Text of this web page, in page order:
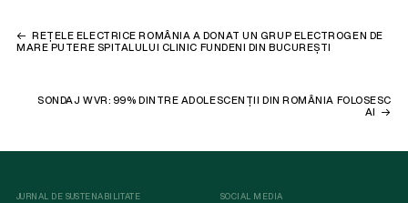
REȚELE ELECTRICE ROMÂNIA A DONAT UN GRUP ELECTROGEN DE
MARE PUTERE SPITALULUI CLINIC FUNDENI DIN BUCUREȘTI
SONDAJ WVR: 99% DINTRE ADOLESCENȚII DIN ROMÂNIA FOLOSESC
AI
JURNAL DE SUSTENABILITATE SOCIAL MEDIA